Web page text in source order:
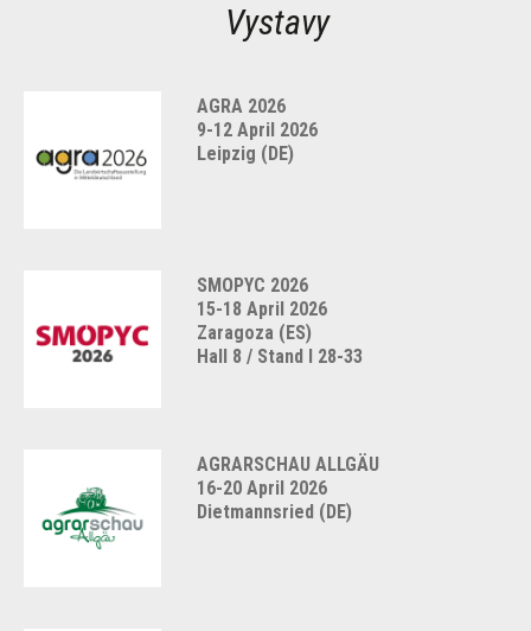
Vystavy
AGRA 2026
9-12 April 2026
Leipzig (DE)
SMOPYC 2026
15-18 April 2026
Zaragoza (ES)
Hall 8 / Stand I 28-33
AGRARSCHAU ALLGÄU
16-20 April 2026
Dietmannsried (DE)